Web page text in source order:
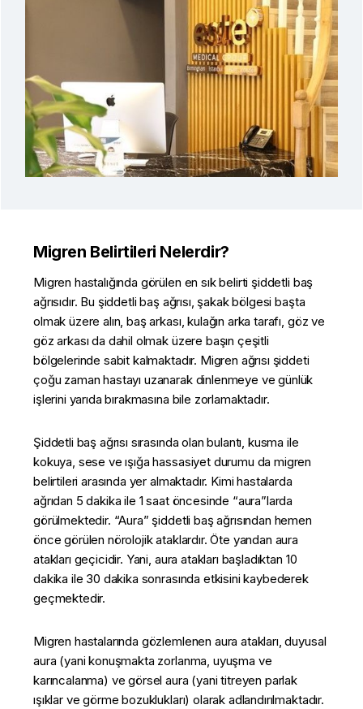
Migren Belirtileri Nelerdir?
Migren hastalığında görülen en sık belirti şiddetli baş
ağrısıdır. Bu şiddetli baş ağrısı, şakak bölgesi başta
olmak üzere alın, baş arkası, kulağın arka tarafı, göz ve
göz arkası da dahil olmak üzere başın çeşitli
bölgelerinde sabit kalmaktadır. Migren ağrısı şiddeti
çoğu zaman hastayı uzanarak dinlenmeye ve günlük
işlerini yarıda bırakmasına bile zorlamaktadır.
Şiddetli baş ağrısı sırasında olan bulantı, kusma ile
kokuya, sese ve ışığa hassasiyet durumu da migren
belirtileri arasında yer almaktadır. Kimi hastalarda
ağrıdan 5 dakika ile 1 saat öncesinde “aura”larda
görülmektedir. “Aura” şiddetli baş ağrısından hemen
önce görülen nörolojik ataklardır. Öte yandan aura
atakları geçicidir. Yani, aura atakları başladıktan 10
dakika ile 30 dakika sonrasında etkisini kaybederek
geçmektedir.
Migren hastalarında gözlemlenen aura atakları, duyusal
aura (yani konuşmakta zorlanma, uyuşma ve
karıncalanma) ve görsel aura (yani titreyen parlak
ışıklar ve görme bozuklukları) olarak adlandırılmaktadır.